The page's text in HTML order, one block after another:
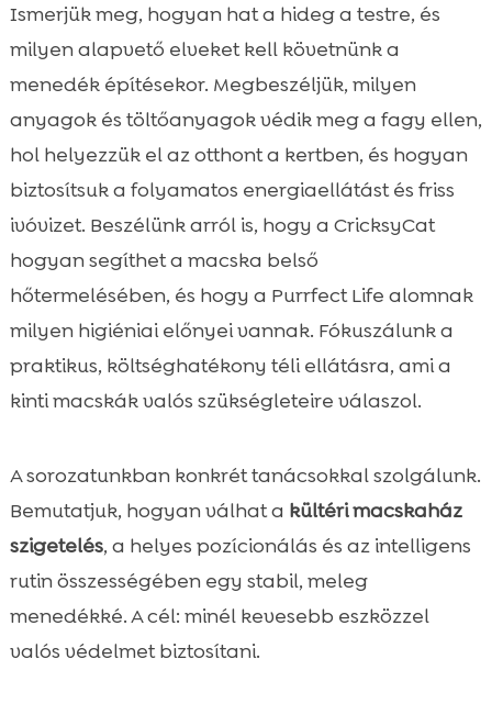
 Téli rutin és megfigyelés: mikor kell
állatorvoshoz fordulnunk
Fenntartható és költséghatékony tippek
Gyakori hibák, amelyeket érdemes
elkerülni
Ismerjük meg, hogyan hat a hideg a testre, és
milyen alapvető elveket kell követnünk a
menedék építésekor. Megbeszéljük, milyen
anyagok és töltőanyagok védik meg a fagy ellen,
hol helyezzük el az otthont a kertben, és hogyan
biztosítsuk a folyamatos energiaellátást és friss
ivóvizet. Beszélünk arról is, hogy a CricksyCat
hogyan segíthet a macska belső
hőtermelésében, és hogy a Purrfect Life alomnak
milyen higiéniai előnyei vannak. Fókuszálunk a
praktikus, költséghatékony téli ellátásra, ami a
kinti macskák valós szükségleteire válaszol.
A sorozatunkban konkrét tanácsokkal szolgálunk.
Bemutatjuk, hogyan válhat a kültéri macskaház
szigetelés, a helyes pozícionálás és az intelligens
rutin összességében egy stabil, meleg
menedékké. A cél: minél kevesebb eszközzel
valós védelmet biztosítani.